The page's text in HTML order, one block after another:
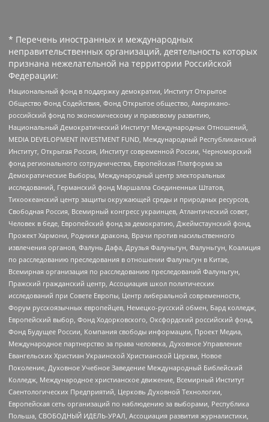
* Перечень иностранных и международных
неправительственных организаций, деятельность которых
признана нежелательной на территории Российской
Федерации:
Национальный фонд в поддержку демократии, Институт Открытое
Общество Фонд Содействия, Фонд Открытое общество, Американо-
российский фонд по экономическому и правовому развитию,
Национальный Демократический Институт Международных Отношений,
MEDIA DEVELOPMENT INVESTMENT FUND, Международный Республиканский
Институт, Открытая Россия, Институт современной России, Черноморский
фонд регионального сотрудничества, Европейская Платформа за
Демократические Выборы, Международный центр электоральных
исследований, Германский фонд Маршалла Соединенных Штатов,
Тихоокеанский центр защиты окружающей среды и природных ресурсов,
Свободная Россия, Всемирный конгресс украинцев, Атлантический совет,
Человек в беде, Европейский фонд за демократию, Джеймстаунский фонд,
Прожект Хармони, Родники дракона, Врачи против насильственного
извлечения органов, Фалунь Дафа, Друзья Фалуньгун, Фалуньгун, Коалиция
по расследованию преследования в отношении Фалуньгун в Китае,
Всемирная организация по расследованию преследований Фалуньгун,
Пражский гражданский центр, Ассоциация школ политических
исследований при Совете Европы, Центр либеральной современности,
Форум русскоязычных европейцев, Немецко-русский обмен, Бард колледж,
Европейский выбор, Фонд Ходорковского, Оксфордский российский фонд,
Фонд Будущее России, Компания свободы информации, Проект Медиа,
Международное партнерство за права человека, Духовное Управление
Евангельских Христиан Украинской Христианской Церкви, Новое
Поколение, Духовное Учебное Заведение Международный Библейский
Колледж, Международное христианское движение, Всемирный Институт
Саентологических Предприятий, Церковь Духовной Технологии,
Европейская сеть организаций по наблюдению за выборами, Республика
Польша, СВОБОДНЫЙ ИДЕЛЬ-УРАЛ, Ассоциация развития журналистики,